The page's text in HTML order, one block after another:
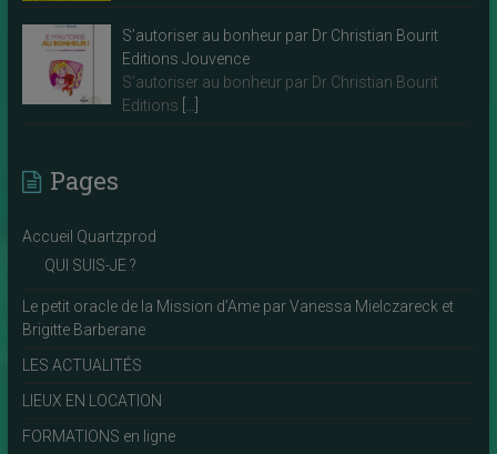
S’autoriser au bonheur par Dr Christian Bourit
Editions Jouvence
S’autoriser au bonheur par Dr Christian Bourit
Editions […]
Pages
Accueil Quartzprod
QUI SUIS-JE ?
Le petit oracle de la Mission d’Ame par Vanessa Mielczareck et
Brigitte Barberane
LES ACTUALITÉS
LIEUX EN LOCATION
FORMATIONS en ligne